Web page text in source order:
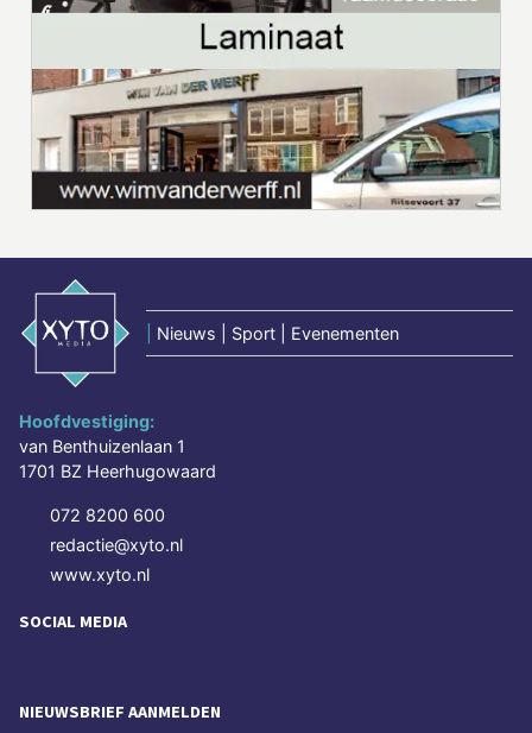
Nieuws | Sport | Evenementen
Hoofdvestiging:
van Benthuizenlaan 1
1701 BZ Heerhugowaard
072 8200 600
redactie@xyto.nl
www.xyto.nl
SOCIAL MEDIA
NIEUWSBRIEF AANMELDEN